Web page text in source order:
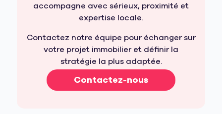
accompagne avec sérieux, proximité et
expertise locale.
Contactez notre équipe pour échanger sur
votre projet immobilier et définir la
stratégie la plus adaptée.
Contactez-nous